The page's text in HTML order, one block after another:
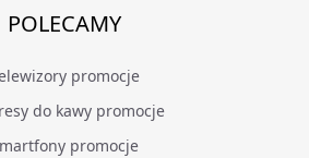
POLECAMY
promocje
do kawy promocje
promocje